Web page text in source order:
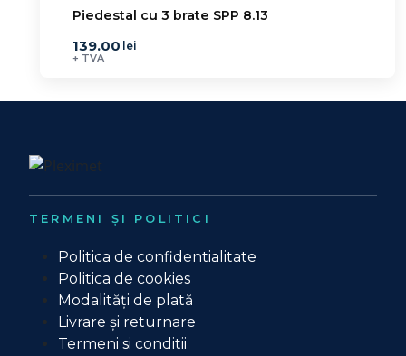
Piedestal cu 3 brate SPP 8.13
139.00 lei
+ TVA
TERMENI ȘI POLITICI
Politica de confidentialitate
Politica de cookies
Modalități de plată
Livrare și returnare
Termeni si conditii